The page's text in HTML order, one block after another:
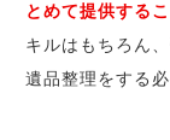
とめて提供する
キルはもちろん
遺品整理をする